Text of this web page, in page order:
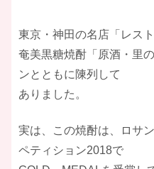
東京・神田の名店「レス
奄美黒糖焼酎「原酒・里
ンとともに陳列して
ありました。
実は、この焼酎は、ロサ
ペティション2018で